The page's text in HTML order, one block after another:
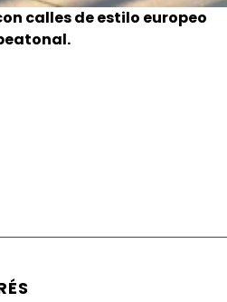
calles de estilo europeo